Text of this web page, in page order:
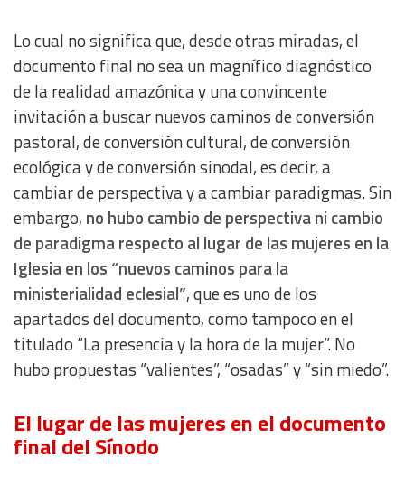
Lo cual no significa que, desde otras miradas, el
documento final no sea un magnífico diagnóstico
de la realidad amazónica y una convincente
invitación a buscar nuevos caminos de conversión
pastoral, de conversión cultural, de conversión
ecológica y de conversión sinodal, es decir, a
cambiar de perspectiva y a cambiar paradigmas. Sin
embargo, no hubo cambio de perspectiva ni cambio
de paradigma respecto al lugar de las mujeres en la
Iglesia en los “nuevos caminos para la
ministerialidad eclesial”, que es uno de los
apartados del documento, como tampoco en el
titulado “La presencia y la hora de la mujer”. No
hubo propuestas “valientes”, “osadas” y “sin miedo”.
El lugar de las mujeres en el documento
final del Sínodo